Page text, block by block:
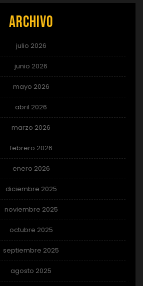
Archivo
julio 2026
junio 2026
mayo 2026
abril 2026
marzo 2026
febrero 2026
enero 2026
diciembre 2025
noviembre 2025
octubre 2025
septiembre 2025
agosto 2025